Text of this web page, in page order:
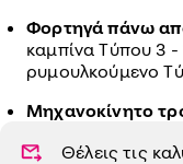
Φορτηγά πάνω
καμπίνα Τύπου 3
ρυμουλκούμενο
Μηχανοκίνητο
Θέλεις τις